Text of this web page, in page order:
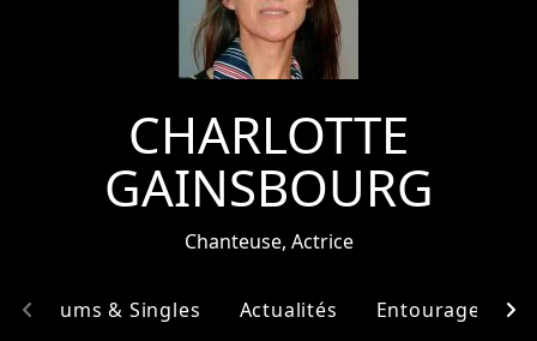
CHARLOTTE
GAINSBOURG
Chanteuse, Actrice
Albums & Singles Actualités Entourage
chevron_left chevron_right